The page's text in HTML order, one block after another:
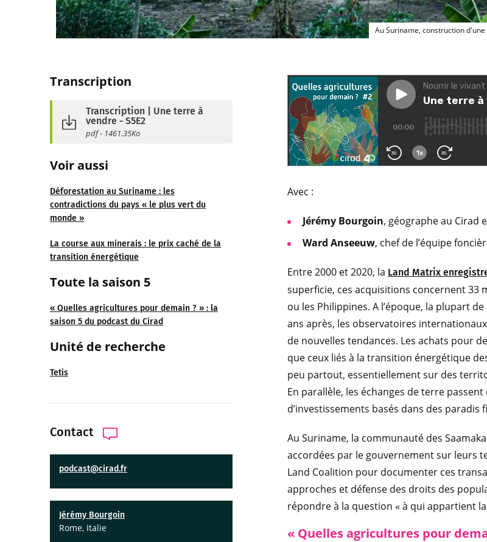
Au Suriname, construction
Transcription
Transcription | Une terre à
vendre - S5E2
pdf - 1461.35Ko
Voir aussi
Déforestation au Suriname : les
contradictions du pays « le plus vert du
monde »
La course aux minerais : le prix caché de la
transition énergétique
Toute la saison 5
« Quelles agricultures pour demain ? » : la
saison 5 du podcast du Cirad
Unité de recherche
Tetis
Contact
podcast@cirad.fr
Jérémy Bourgoin
Rome, Italie
Avec :
Jérémy Bourgoin, géographe au Cirad
Ward Anseeuw, chef de l’équipe
Entre 2000 et 2020, la Land Matrix
superficie, ces acquisitions concernent 33
ou les Philippines. A l’époque, la plupart
ans après, les observatoires
de nouvelles tendances. Les achats pour
que ceux liés à la transition énergétique
peu partout, essentiellement sur des
En parallèle, les échanges de terre
d’investissements basés dans des paradis
Au Suriname, la communauté des
accordées par le gouvernement sur leurs
Land Coalition pour documenter ces
approches et défense des droits des
répondre à la question « à qui appartient
« Quelles agricultures pour